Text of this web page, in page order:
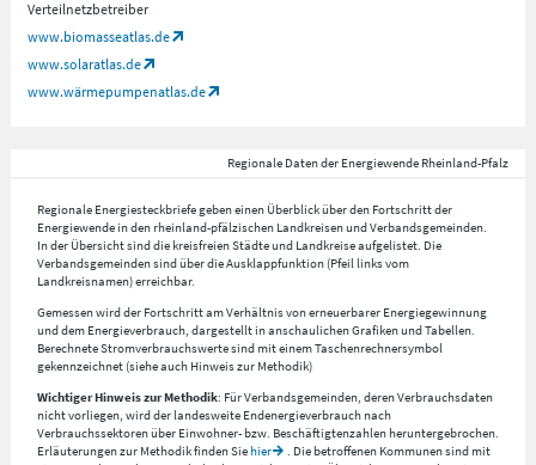
Verteilnetzbetreiber
www.biomasseatlas.de
www.solaratlas.de
www.wärmepumpenatlas.de
Regionale Daten der Energiewende Rheinland-Pfalz
Regionale Energiesteckbriefe geben einen Überblick über den Fortschritt der
Energiewende in den rheinland-pfälzischen Landkreisen und Verbandsgemeinden.
In der Übersicht sind die kreisfreien Städte und Landkreise aufgelistet. Die
Verbandsgemeinden sind über die Ausklappfunktion (Pfeil links vom
Landkreisnamen) erreichbar.
Gemessen wird der Fortschritt am Verhältnis von erneuerbarer Energiegewinnung
und dem Energieverbrauch, dargestellt in anschaulichen Grafiken und Tabellen.
Berechnete Stromverbrauchswerte sind mit einem Taschenrechnersymbol
gekennzeichnet (siehe auch Hinweis zur Methodik)
Wichtiger Hinweis zur Methodik: Für Verbandsgemeinden, deren Verbrauchsdaten
nicht vorliegen, wird der landesweite Endenergieverbrauch nach
Verbrauchssektoren über Einwohner- bzw. Beschäftigtenzahlen heruntergebrochen.
Erläuterungen zur Methodik finden Siehier
. Die betroffenen Kommunen sind mit